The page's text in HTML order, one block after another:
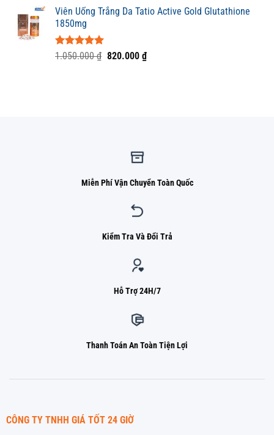
5 sao
là:
tại
Viên Uống Trắng Da Tatio Active Gold Glutathione
1850mg
Được xếp
1.050.000₫ Giá
820.000 ₫Giá
Miễn Phí Vận Chuyển Toàn Quốc
Kiểm Tra Và Đổi Trả
Hỗ Trợ 24H/7
Thanh Toán An Toàn Tiện Lợi
CÔNG TY TNHH GIÁ TỐT 24 GIỜ